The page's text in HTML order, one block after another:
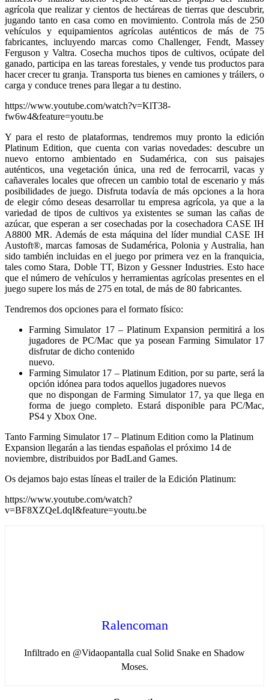
agrícola que realizar y cientos de hectáreas de tierras que descubrir,
jugando tanto en casa como en movimiento. Controla más de 250
vehículos y equipamientos agrícolas auténticos de más de 75
fabricantes, incluyendo marcas como Challenger, Fendt, Massey
Ferguson y Valtra. Cosecha muchos tipos de cultivos, ocúpate del
ganado, participa en las tareas forestales, y vende tus productos para
hacer crecer tu granja. Transporta tus bienes en camiones y tráilers, o
carga y conduce trenes para llegar a tu destino.
https://www.youtube.com/watch?v=KlT38-
fw6w4&feature=youtu.be
Y para el resto de plataformas, tendremos muy pronto la edición
Platinum Edition, que cuenta con varias novedades: descubre un
nuevo entorno ambientado en Sudamérica, con sus paisajes
auténticos, una vegetación única, una red de ferrocarril, vacas y
cañaverales locales que ofrecen un cambio total de escenario y más
posibilidades de juego. Disfruta todavía de más opciones a la hora
de elegir cómo deseas desarrollar tu empresa agrícola, ya que a la
variedad de tipos de cultivos ya existentes se suman las cañas de
azúcar, que esperan a ser cosechadas por la cosechadora CASE IH
A8800 MR. Además de esta máquina del líder mundial CASE IH
Austoft®, marcas famosas de Sudamérica, Polonia y Australia, han
sido también incluidas en el juego por primera vez en la franquicia,
tales como Stara, Doble TT, Bizon y Gessner Industries. Esto hace
que el número de vehículos y herramientas agrícolas presentes en el
juego supere los más de 275 en total, de más de 80 fabricantes.
Tendremos dos opciones para el formato físico:
Farming Simulator 17 – Platinum Expansion permitirá a los
jugadores de PC/Mac que ya posean Farming Simulator 17
disfrutar de dicho contenido
nuevo.
Farming Simulator 17 – Platinum Edition, por su parte, será la
opción idónea para todos aquellos jugadores nuevos
que no dispongan de Farming Simulator 17, ya que llega en
forma de juego completo. Estará disponible para PC/Mac,
PS4 y Xbox One.
Tanto Farming Simulator 17 – Platinum Edition como la Platinum
Expansion llegarán a las tiendas españolas el próximo 14 de
noviembre, distribuidos por BadLand Games.
Os dejamos bajo estas líneas el trailer de la Edición Platinum:
https://www.youtube.com/watch?
v=BF8XZQeLdqI&feature=youtu.be
Ralencoman
Infiltrado en @Vidaopantalla cual Solid Snake en Shadow
Moses.